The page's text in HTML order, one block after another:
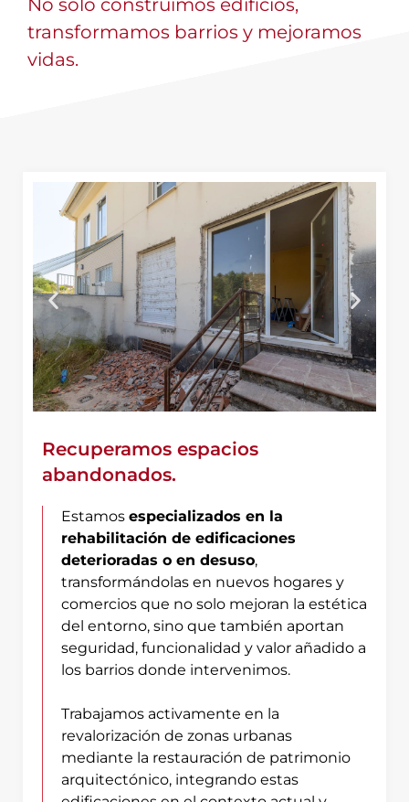
No solo construimos edificios,
transformamos barrios y mejoramos
vidas.
Recuperamos espacios
abandonados.
Estamos especializados en la
rehabilitación de edificaciones
deterioradas o en desuso,
transformándolas en nuevos hogares y
comercios que no solo mejoran la estética
del entorno, sino que también aportan
seguridad, funcionalidad y valor añadido a
los barrios donde intervenimos.
Trabajamos activamente en la
revalorización de zonas urbanas
mediante la restauración de patrimonio
arquitectónico, integrando estas